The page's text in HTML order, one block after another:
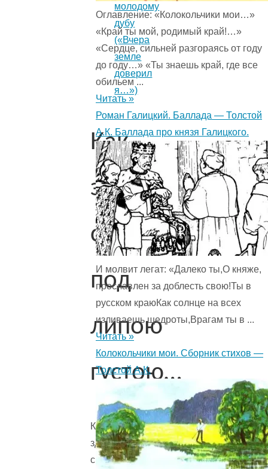
молодому
дубу
(«Вчера
земле
доверил
я…»)
Как
здесь
свежо
под
липою
густою…
Как
здесь
свежо
Оглавление: «Колокольчики мои…»
«Край ты мой, родимый край!…»
«Сердце, сильней разгораясь от году
до году…» «Ты знаешь край, где все
обильем ...
Читать »
Роман Галицкий. Баллада — Толстой
А.К. Баллада про князя Галицкого.
И молвит легат: «Далеко ты,О княже,
прославлен за доблесть свою!Ты в
русском краюКак солнце на всех
изливаешь щедроты,Врагам ты в ...
Читать »
Колокольчики мои. Сборник стихов —
Толстой А.К.